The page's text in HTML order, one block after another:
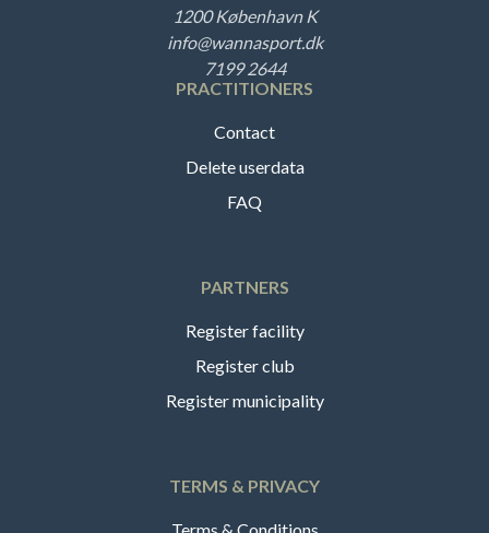
1200 København K
info@wannasport.dk
7199 2644
PRACTITIONERS
Contact
Delete userdata
FAQ
PARTNERS
Register facility
Register club
Register municipality
TERMS & PRIVACY